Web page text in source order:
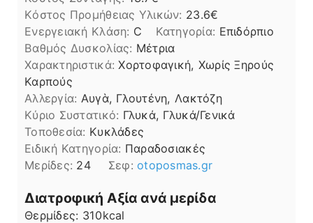
Kόστος Προμήθειας Υλικών: 23.6
Ενεργειακή Κλάση: C Κατηγορία: Επιδόρπιο
Βαθμός Δυσκολίας: Μέτρια
Χαρακτηριστικά:Χορτοφαγική, Χωρίς Ξηρούς
Καρπούς
Αλλεργία: Αυγὰ, Γλουτένη, Λακτόζη
Kύριο Συστατικό: Γλυκά, Γλυκά/Γενικά
Τοποθεσία: Κυκλάδες
Ειδική Κατηγορία: Παραδοσιακές
Μερίδες: 24 Σεφ:otoposmas.gr
Διατροφική Αξία ανά μερίδα
Θερμίδες: 310kcal